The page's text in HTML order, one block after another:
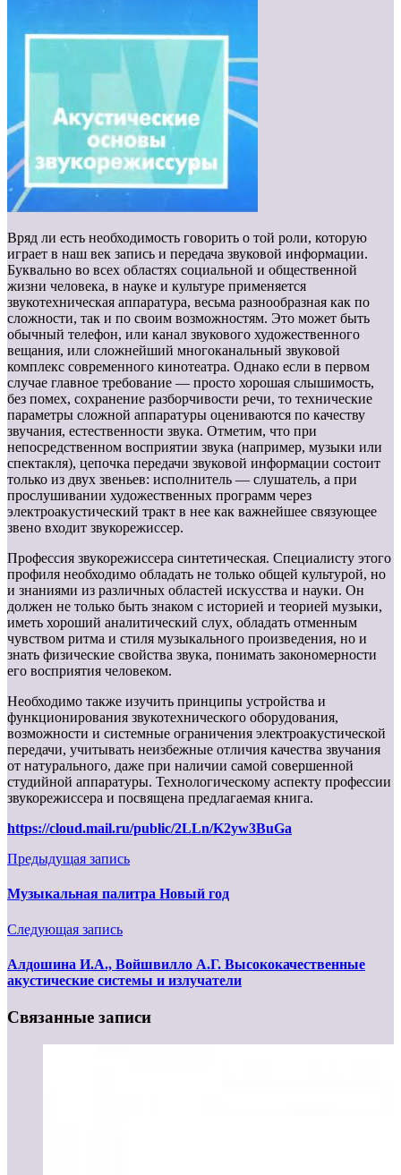
Вряд ли есть необходимость говорить о той роли, которую
играет в наш век запись и передача звуковой информации.
Буквально во всех областях социальной и общественной
жизни человека, в науке и культуре применяется
звукотехническая аппаратура, весьма разнообразная как по
сложности, так и по своим возможностям. Это может быть
обычный телефон, или канал звукового художественного
вещания, или сложнейший многоканальный звуковой
комплекс современного кинотеатра. Однако если в первом
случае главное требование — просто хорошая слышимость,
без помех, сохранение разборчивости речи, то технические
параметры сложной аппаратуры оцениваются по качеству
звучания, естественности звука. Отметим, что при
непосредственном восприятии звука (например, музыки или
спектакля), цепочка передачи звуковой информации состоит
только из двух звеньев: исполнитель — слушатель, а при
прослушивании художественных программ через
электроакустический тракт в нее как важнейшее связующее
звено входит звукорежиссер.
Профессия звукорежиссера синтетическая. Специалисту этого
профиля необходимо обладать не только общей культурой, но
и знаниями из различных областей искусства и науки. Он
должен не только быть знаком с историей и теорией музыки,
иметь хороший аналитический слух, обладать отменным
чувством ритма и стиля музыкального произведения, но и
знать физические свойства звука, понимать закономерности
его восприятия человеком.
Необходимо также изучить принципы устройства и
функционирования звукотехнического оборудования,
возможности и системные ограничения электроакустической
передачи, учитывать неизбежные отличия качества звучания
от натурального, даже при наличии самой совершенной
студийной аппаратуры. Технологическому аспекту профессии
звукорежиссера и посвящена предлагаемая книга.
https://cloud.mail.ru/public/2LLn/K2yw3BuGa
Предыдущая запись
Музыкальная палитра Новый год
Следующая запись
Алдошина И.А., Войшвилло А.Г. Высококачественные
акустические системы и излучатели
Связанные записи